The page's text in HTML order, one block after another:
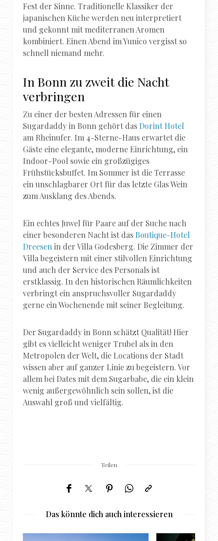
Fest der Sinne. Traditionelle Klassiker der
japanischen Küche werden neu interpretiert
und gekonnt mit mediterranen Aromen
kombiniert. Einen Abend im Yunico vergisst so
schnell niemand mehr.
In Bonn zu zweit die Nacht
verbringen
Zu einer der besten Adressen für einen
Sugardaddy in Bonn gehört das Dorint Hotel
am Rheinufer. Im 4-Sterne-Haus erwartet die
Gäste eine elegante, moderne Einrichtung, ein
Indoor-Pool sowie ein großzügiges
Frühstücksbuffet. Im Sommer ist die Terrasse
ein unschlagbarer Ort für das letzte Glas Wein
zum Ausklang des Abends.
Ein echtes Juwel für Paare auf der Suche nach
einer besonderen Nacht ist das Boutique-Hotel
Dreesen in der Villa Godesberg. Die Zimmer der
Villa begeistern mit einer stilvollen Einrichtung
und auch der Service des Personals ist
erstklassig. In den historischen Räumlichkeiten
verbringt ein anspruchsvoller Sugardaddy
gerne ein Wochenende mit seiner Begleitung.
Der Sugardaddy in Bonn schätzt Qualität! Hier
gibt es vielleicht weniger Trubel als in den
Metropolen der Welt, die Locations der Stadt
wissen aber auf ganzer Linie zu begeistern. Vor
allem bei Dates mit dem Sugarbabe, die ein klein
wenig außergewöhnlich sein sollen, ist die
Auswahl groß und vielfältig.
Teilen
Das könnte dich auch interessieren